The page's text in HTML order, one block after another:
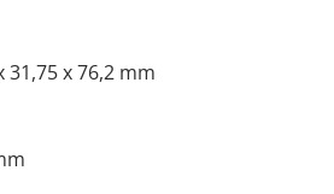
31,75 x 76,2 mm